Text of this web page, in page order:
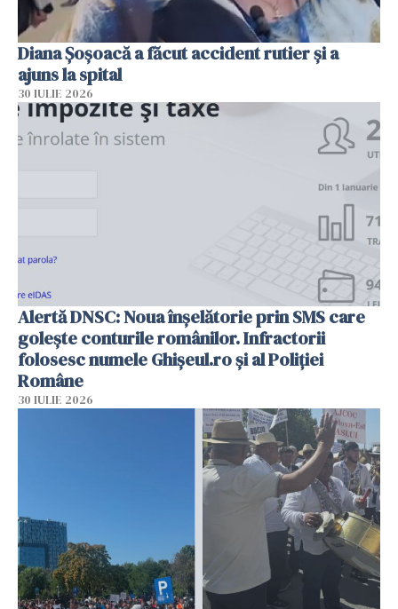
Diana Șoșoacă a făcut accident rutier și a
ajuns la spital
30 IULIE 2026
Alertă DNSC: Noua înșelătorie prin SMS care
golește conturile românilor. Infractorii
folosesc numele Ghișeul.ro și al Poliției
Române
30 IULIE 2026